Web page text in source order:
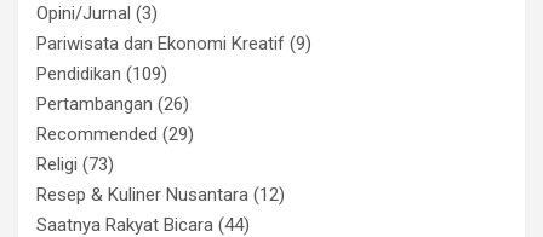
Opini/Jurnal (3)
Pariwisata dan Ekonomi Kreatif (9)
Pendidikan (109)
Pertambangan (26)
Recommended (29)
Religi (73)
Resep & Kuliner Nusantara (12)
Saatnya Rakyat Bicara (44)